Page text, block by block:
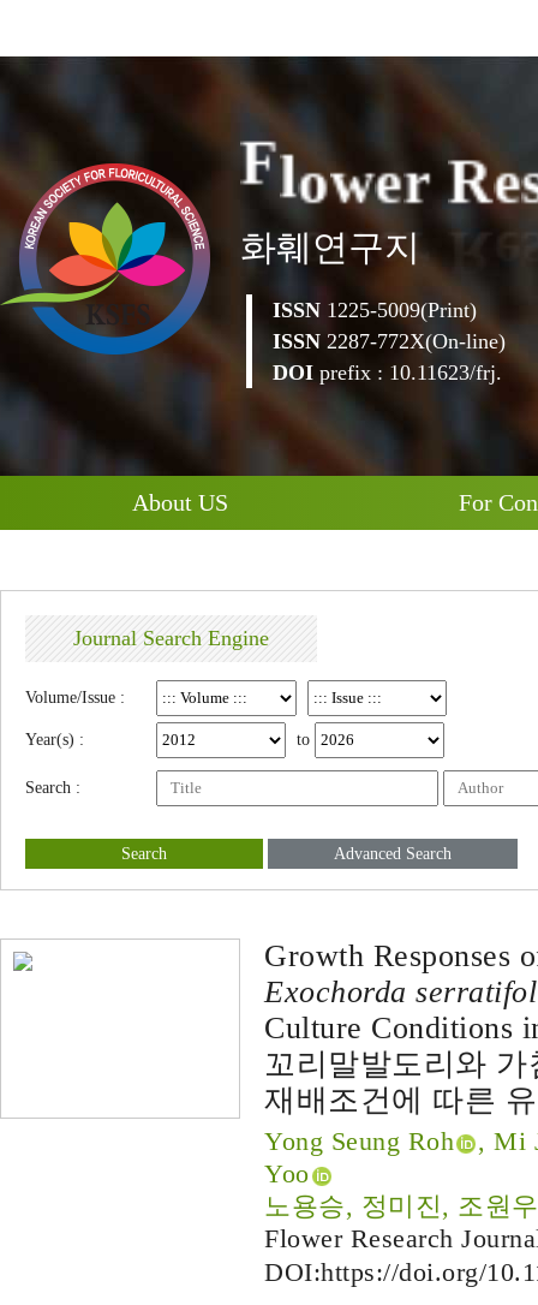
Flowe r Re
화훼연구지
ISSN 1225-5009(Print)
ISSN 2287-772X(On-line)
DOI prefix : 10.11623/frj.
About US For
Journal Search Engine
Volume/Issue :
Year(s) : to
Search :
Search Advanced Search
Growth Responses
Exochorda
Culture Conditions
꼬리말발도리와
재배조건에 따른
Yong Seung Roh
, Mi
Yoo
노용승, 정미진, 조원
Flower Research
DOI:https://doi.org/